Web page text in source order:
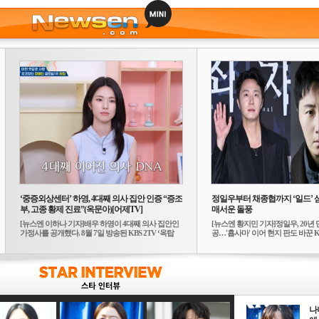
‘중증외상센터’ 하영, 4대째 의사 집안 인증 “증조
부, 고종 황제 진료”(옥문아)[어제TV]
[뉴스엔 이하나 기자]배우 하영이 4대째 의사 집안인
가정사를 공개했다. 8월 7일 방송된 KBS 2TV ‘옥탑
정일우부터 채종협까지 ‘일드’
매서운 돌풍
[뉴스엔 황지민 기자]정일우, 20년
공…'횹사마' 이어 현지 판도 바꾼
나